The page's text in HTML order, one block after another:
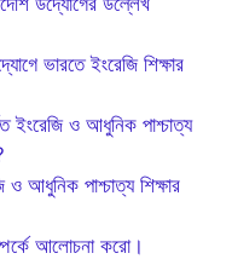
ভারতে ইংরেজি শিক্ষার
ইংরেজি ও আধুনিক পাশ্চাত্য
ও আধুনিক পাশ্চাত্য শিক্ষার
আলোচনা করো।